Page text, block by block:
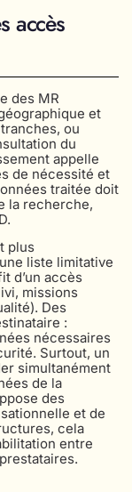
accès
des MR
et
ou
du
appelle
de nécessité et
traitée doit
la recherche,
plus
liste limitative
d’un accès
missions
Des
:
nécessaires
Surtout, un
simultanément
de la
des
et de
cela
entre